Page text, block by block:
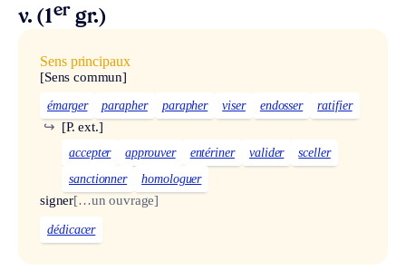
v. (1er gr.)
Sens principaux
[Sens commun]
émarger parapher parapher viser endosser ratifier
[P. ext.]
↪
accepter approuver entériner valider
sceller
sanctionner
homologuer
signer[…un ouvrage]
dédicacer